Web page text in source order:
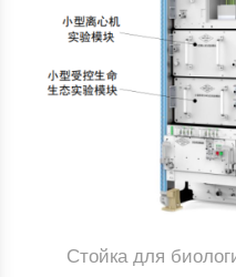
Стойка для